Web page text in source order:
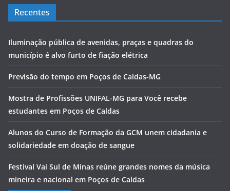
Recentes
Iluminação pública de avenidas, praças e quadras do
município é alvo furto de fiação elétrica
Previsão do tempo em Poços de Caldas-MG
Mostra de Profissões UNIFAL-MG para Você recebe
estudantes em Poços de Caldas
Alunos do Curso de Formação da GCM unem cidadania e
solidariedade em doação de sangue
Festival Vai Sul de Minas reúne grandes nomes da música
mineira e nacional em Poços de Caldas